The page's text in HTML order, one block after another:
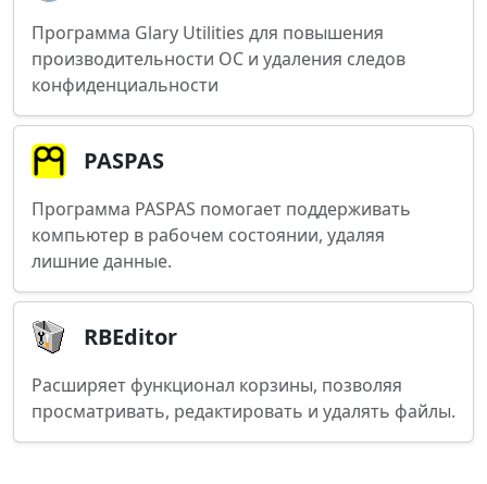
Программа Glary Utilities для повышения
производительности ОС и удаления следов
конфиденциальности
PASPAS
Программа PASPAS помогает поддерживать
компьютер в рабочем состоянии, удаляя
лишние данные.
RBEditor
Расширяет функционал корзины, позволяя
просматривать, редактировать и удалять файлы.